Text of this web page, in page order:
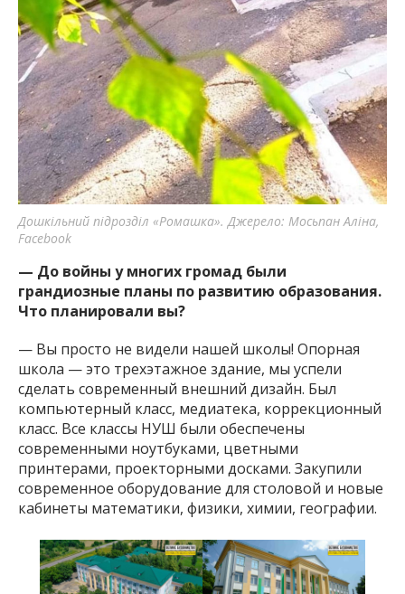
Дошкільний підрозділ «Ромашка». Джерело: Мосьпан Аліна,
Facebook
— До войны у многих громад были
грандиозные планы по развитию образования.
Что планировали вы?
— Вы просто не видели нашей школы! Опорная
школа — это трехэтажное здание, мы успели
сделать современный внешний дизайн. Был
компьютерный класс, медиатека, коррекционный
класс. Все классы НУШ были обеспечены
современными ноутбуками, цветными
принтерами, проекторными досками. Закупили
современное оборудование для столовой и новые
кабинеты математики, физики, химии, географии.